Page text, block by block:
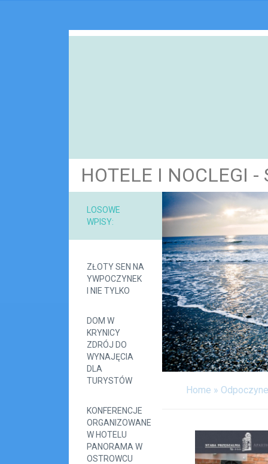
HOTELE I NOCLEGI
LOSOWE
WPISY:
ZŁOTY SEN NA
YWPOCZYNEK
I NIE TYLKO
DOM W
KRYNICY
ZDRÓJ DO
WYNAJĘCIA
DLA
TURYSTÓW
KONFERENCJE
ORGANIZOWANE
W HOTELU
PANORAMA W
OSTROWCU
Home »